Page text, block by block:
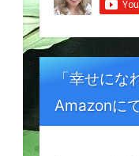
「幸せにな
Amazonに